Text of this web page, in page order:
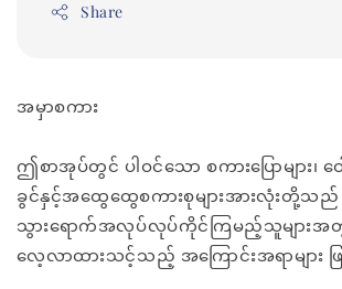
Share
အမှာစကား
ဤစာအုပ်တွင် ပါဝင်သော စကားပြောများ၊ ဝေ
ခွင်နှင့်အထွေထွေစကားစုများအားလုံးတို့သည်
သွားရောက်အလုပ်လုပ်ကိုင်ကြမည့်သူများ
လေ့လာထားသင့်သည့် အကြောင်းအရာများ ဖ